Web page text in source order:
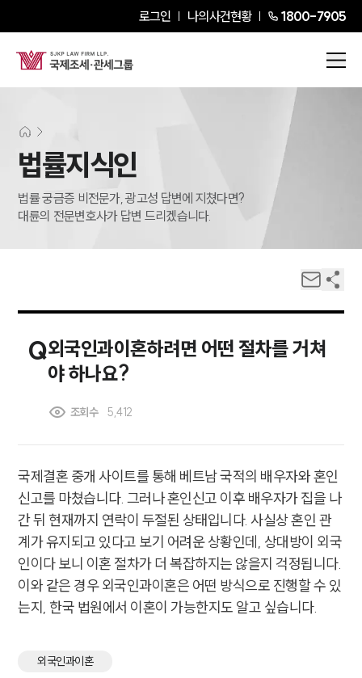
로그인 나의사건현황 1800-7905
법률지식인
법률 궁금증 비전문가, 광고성 답변에 지쳤다면?
대륜의 전문변호사가 답변 드리겠습니다.
Q외국인과이혼하려면 어떤 절차를 거쳐
야 하나요?
조회수 5,412
국제결혼 중개 사이트를 통해 베트남 국적의 배우자와 혼인
신고를 마쳤습니다. 그러나 혼인신고 이후 배우자가 집을 나
간 뒤 현재까지 연락이 두절된 상태입니다. 사실상 혼인 관
계가 유지되고 있다고 보기 어려운 상황인데, 상대방이 외국
인이다 보니 이혼 절차가 더 복잡하지는 않을지 걱정됩니다.
이와 같은 경우 외국인과이혼은 어떤 방식으로 진행할 수 있
는지, 한국 법원에서 이혼이 가능한지도 알고 싶습니다.
외국인과이혼